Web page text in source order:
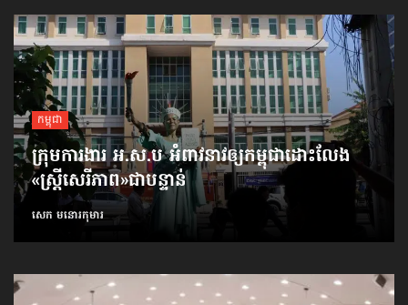
កម្ពុជា
ក្រុមការងារ អ.ស.ប អំពាវនាវ​ឲ្យកម្ពុជា​ដោះលែង​
«ស្ត្រីសេរីភាព»​ជាបន្ទាន់
សេក មនោរកុមារ